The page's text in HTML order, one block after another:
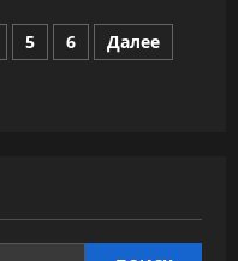
5 6 Далее